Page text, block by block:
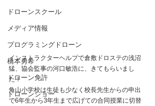
ドローンスクール
メディア情報
プログラミングドローン
橋本勇希
ドローン免許
ドローンショー
インストラクターヘルプで倉敷ドロステの浅沼
猛、協会監事の河口敏浩に、きてもらいまし
た！
角山小学校は生徒も少なく校長先生からの申出
で6年生から3年生まで広げての合同授業に切替